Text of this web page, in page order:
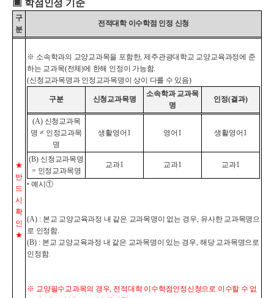
▣ 학점인정 기준
구
분
전적대학 이수학점 인정 신청
★
반
드
시
확
인
★
※ 소속학과의 교양교과목을 포함한,제주관광대학교 교양교육과정에 준
하는 교과목(전체)에 한해 인정이 가능함.
(신청교과목명과 인정교과목명이 상이 다를 수 있음)
구분 신청교과목명
소속학과 교과목
명
인정(결과)
(A) 신청교과목
명 ≠ 인정교과목
명
생활영어 1 영어 1 생활영어 1
(B)신청교과목명
= 인정교과목명
교과1 교과1 교과1
‣ 예시 ①
(A) : 본교 교양교육과정 내 같은 교과목명이 없는 경우, 유사한 교과목명으
로 인정함.
(B) : 본교 교양교육과정 내 같은 교과목명이 있는 경우, 해당 교과목명으로
인정함.
※ 교양필수교과목의 경우, 전적대학 이수학점인정신청으로 이수할 수 없